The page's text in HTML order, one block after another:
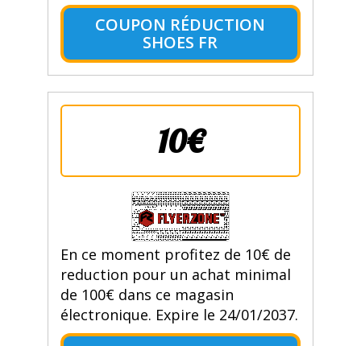
COUPON RÉDUCTION
SHOES FR
10€
En ce moment profitez de 10€ de
reduction pour un achat minimal
de 100€ dans ce magasin
électronique. Expire le 24/01/2037.